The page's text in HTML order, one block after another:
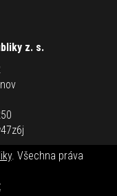
z. s.
. Všechna práva